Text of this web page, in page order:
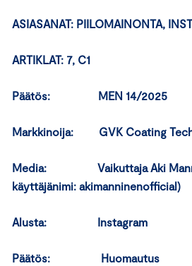
ASIASANAT: PIILOMAINONTA,
ARTIKLAT: 7, C1
Päätös: MEN 14/2025
Markkinoija: GVK Coating
Media: Vaikuttaja Aki
käyttäjänimi: akimanninenofficial)
Alusta: Instagram
Päätös: Huomautus